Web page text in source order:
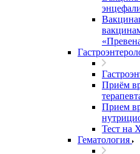
Приём
Прием
Тест на
Гематология